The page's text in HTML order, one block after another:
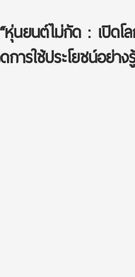
นยนต์ไม่กัด : เปิด
การใช้ประโยชน์อย่า